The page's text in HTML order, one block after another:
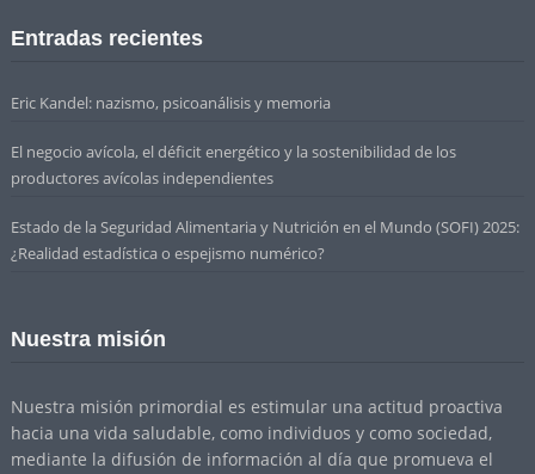
Entradas recientes
Eric Kandel: nazismo, psicoanálisis y memoria
El negocio avícola, el déficit energético y la sostenibilidad de los
productores avícolas independientes
Estado de la Seguridad Alimentaria y Nutrición en el Mundo (SOFI) 2025:
¿Realidad estadística o espejismo numérico?
Nuestra misión
Nuestra misión primordial es estimular una actitud proactiva
hacia una vida saludable, como individuos y como sociedad,
mediante la difusión de información al día que promueva el